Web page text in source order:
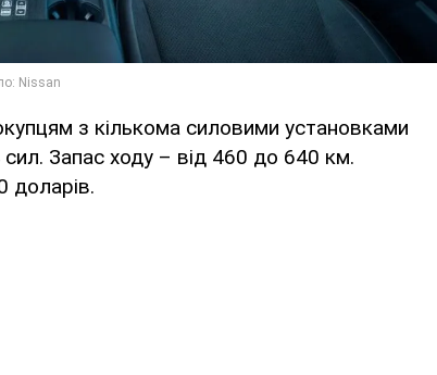
з кількома силовими установками
Запас ходу – від 460 до 640 км.
доларів.